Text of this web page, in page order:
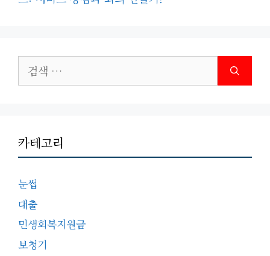
리
색:
카테고리
눈썹
대출
민생회복지원금
보청기